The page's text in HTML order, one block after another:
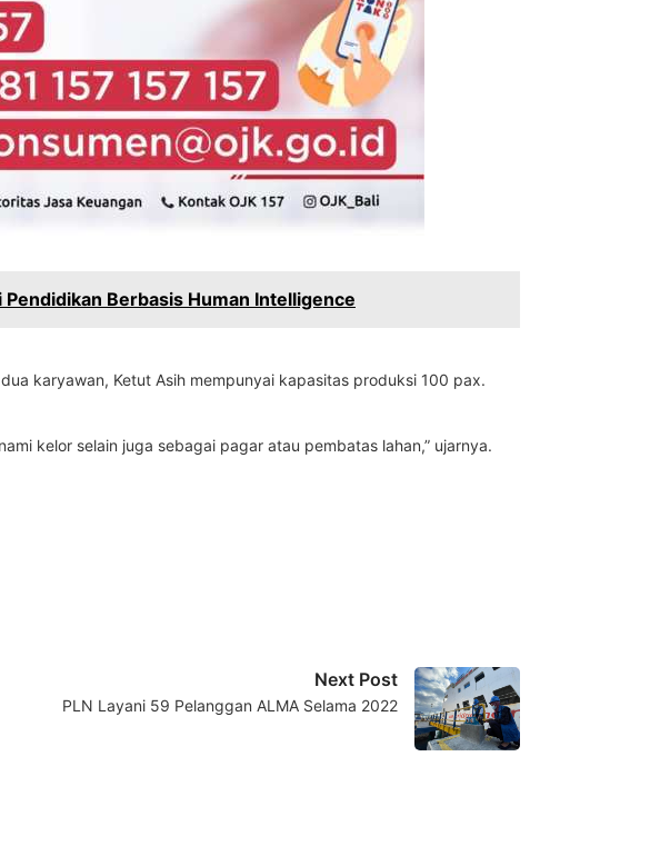
Berbasis Human Intelligence
karyawan, Ketut Asih mempunyai kapasitas produksi 100 pax.
kelor selain juga sebagai pagar atau pembatas lahan,” ujarnya.
Next Post
PLN Layani 59 Pelanggan ALMA Selama 2022